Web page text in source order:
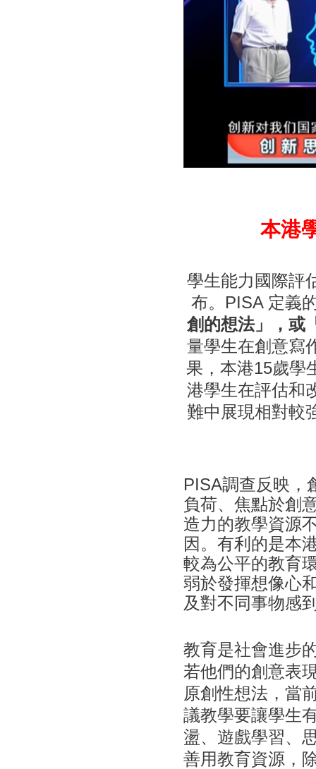
本港
學生能力國際評
布。PISA 定義
創的想法」，或
量學生在創意寫
果，本港15歲學
港學生在評估和
難中展現相對較
PISA調查反映，
負荷、焦點於創
造力的教學資源
因。有利的是本
較為公平的教育
弱於發揮想像心
及對不同事物感
教育是社會進步
若他們的創意表
原創性想法，當
議教學要讓學生
盪、遊戲學習、
善用教育資源，